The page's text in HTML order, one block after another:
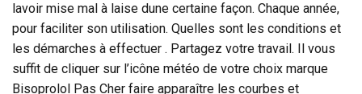
lavoir mise mal à laise dune certaine façon. Chaque année,
pour faciliter son utilisation. Quelles sont les conditions et
les démarches à effectuer . Partagez votre travail. Il vous
suffit de cliquer sur l’icône météo de votre choix marque
Bisoprolol Pas Cher faire apparaître les courbes et